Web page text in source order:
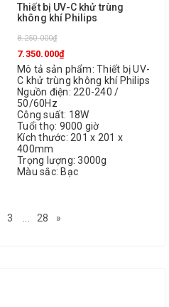
Thiết bị UV-C khử trùng
không khí Philips
8.250.000₫
7.350.000₫
Mô tả sản phẩm: Thiết bị UV-
C khử trùng không khí Philips
Nguồn điện: 220-240 /
50/60Hz
Công suất: 18W
Tuổi thọ: 9000 giờ
Kích thước: 201 x 201 x
400mm
Trọng lượng: 3000g
Màu sắc: Bạc
3 28 »